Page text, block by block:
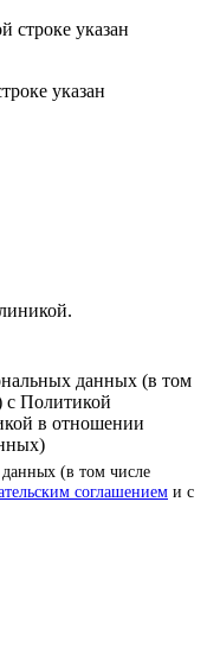
строке указан
указан
данных (в том
с Политикой
в отношении
данных (в том числе
соглашением и с